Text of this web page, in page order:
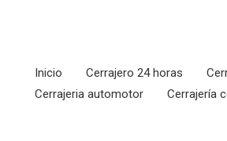
Inicio
Cerrajero 24 horas
Cerrajeria automotor
Cerrajería